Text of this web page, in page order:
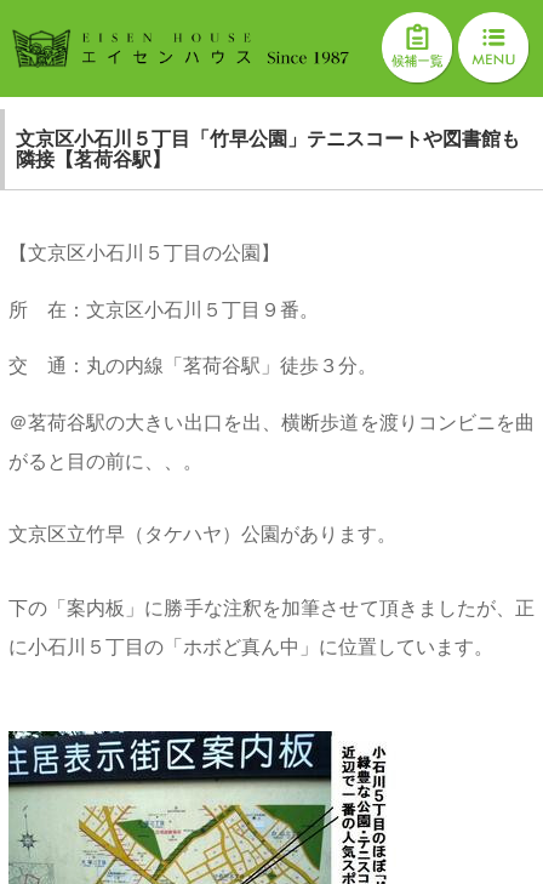
文京区小石川５丁目「竹早公園」テニスコートや図書館も
隣接【茗荷谷駅】
【文京区小石川５丁目の公園】
所 在：文京区小石川５丁目９番。
交 通：丸の内線「茗荷谷駅」徒歩３分。
＠茗荷谷駅の大きい出口を出、横断歩道を渡りコンビニを曲
がると目の前に、、。
文京区立竹早（タケハヤ）公園があります。
下の「案内板」に勝手な注釈を加筆させて頂きましたが、正
に小石川５丁目の「ホボど真ん中」に位置しています。